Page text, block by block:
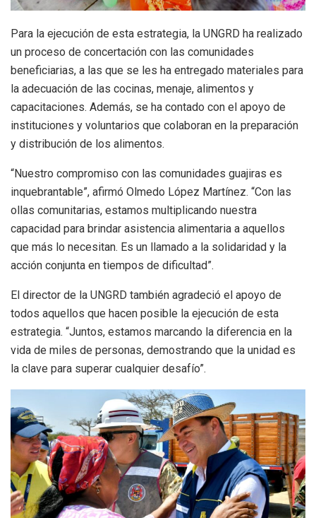
Para la ejecución de esta estrategia, la UNGRD ha realizado
un proceso de concertación con las comunidades
beneficiarias, a las que se les ha entregado materiales para
la adecuación de las cocinas, menaje, alimentos y
capacitaciones. Además, se ha contado con el apoyo de
instituciones y voluntarios que colaboran en la preparación
y distribución de los alimentos.
“Nuestro compromiso con las comunidades guajiras es
inquebrantable”, afirmó Olmedo López Martínez. “Con las
ollas comunitarias, estamos multiplicando nuestra
capacidad para brindar asistencia alimentaria a aquellos
que más lo necesitan. Es un llamado a la solidaridad y la
acción conjunta en tiempos de dificultad”.
El director de la UNGRD también agradeció el apoyo de
todos aquellos que hacen posible la ejecución de esta
estrategia. “Juntos, estamos marcando la diferencia en la
vida de miles de personas, demostrando que la unidad es
la clave para superar cualquier desafío”.